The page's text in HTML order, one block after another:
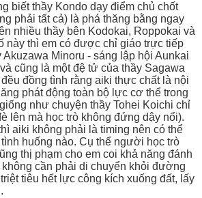
biết thầy Kondo dạy điểm chủ chốt
phải tất cả) là phá thăng bằng ngay
nhiều thầy bên Kodokai, Roppokai và
này thì em có được chỉ giáo trực tiếp
Akuzawa Minoru - sáng lập hội Aunkai
cũng là một đệ tử của thầy Sagawa
đồng tình rằng aiki thực chất là nội
phát động toàn bộ lực cơ thể trong
như chuyện thầy Tohei Koichi chỉ
lên mà học trò không đứng dậy nổi).
aiki không phải là timing nên có thể
huống nào. Cụ thể người học trò
thị phạm cho em coi khả năng đánh
không cần phải di chuyển khỏi đường
tiêu hết lực công kích xuống đất, lấy